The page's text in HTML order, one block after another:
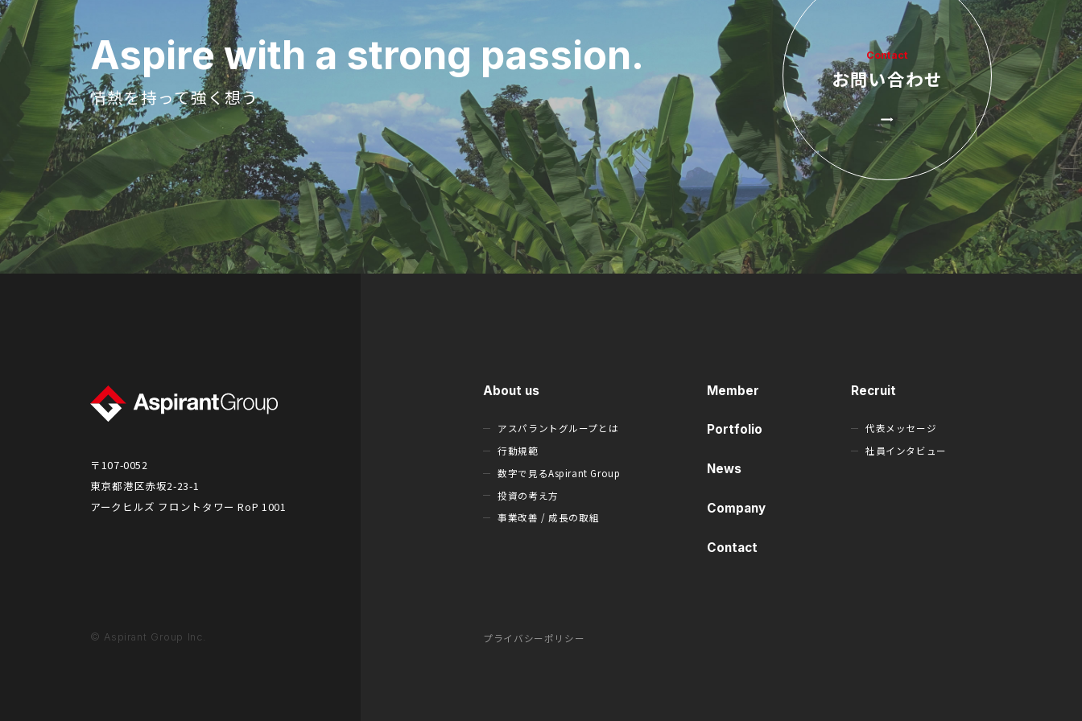
Aspire with a strong passion.
情熱を持って強く想う
Contact
お問い合わせ
About us
アスパラントグループとは
行動規範
数字で見るAspirant Group
投資の考え方
事業改善 / 成長の取組
Member
Portfolio
News
Company
Contact
Recruit
代表メッセージ
社員インタビュー
プライバシーポリシー
〒107-0052
東京都港区赤坂2-23-1
アークヒルズ フロントタワー RoP 1001
© Aspirant Group Inc.